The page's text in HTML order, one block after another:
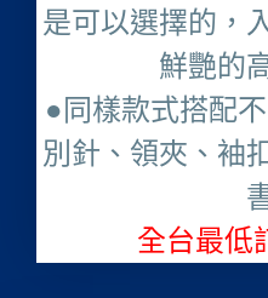
是可以選擇的，
鮮艷的
●同樣款式搭配
別針、領夾、袖
全台最低